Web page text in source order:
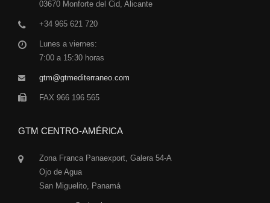
03670 Monforte del Cid, Alicante
+34 965 621 720
Lunes a viernes:
7:00 a 15:30 horas
gtm@gtmediterraneo.com
FAX 966 196 565
GTM CENTRO-AMÉRICA
Zona Franca Panaexport, Galera 54-A
Ojo de Agua
San Miguelito, Panamá